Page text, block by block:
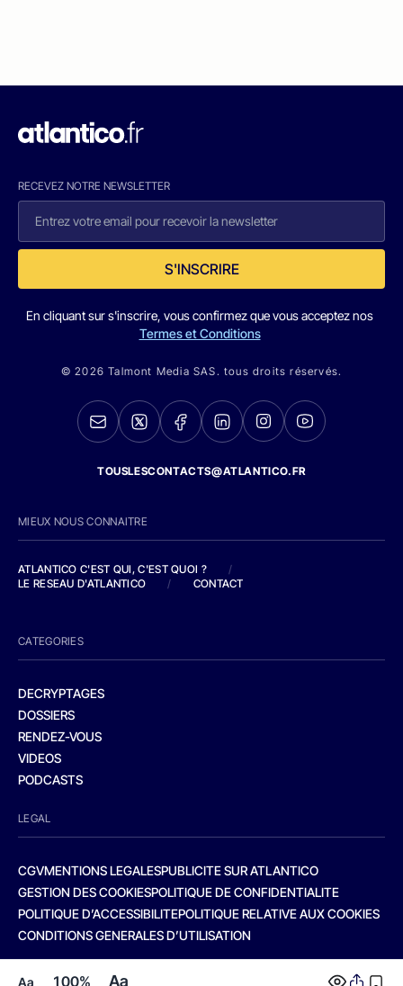
Aa 100% Aa
RECEVEZ NOTRE NEWSLETTER
S'INSCRIRE
En cliquant sur s'inscrire, vous confirmez que vous acceptez nos
Termes et Conditions
© 2026 Talmont Media SAS. tous droits réservés.
TOUSLESCONTACTS@ATLANTICO.FR
MIEUX NOUS CONNAITRE
ATLANTICO C'EST QUI, C'EST QUOI ?
/
LE RESEAU D'ATLANTICO
/ CONTACT
CATEGORIES
DECRYPTAGES
DOSSIERS
RENDEZ-VOUS
VIDEOS
PODCASTS
LEGAL
CGVMENTIONS LEGALESPUBLICITE SUR ATLANTICO
GESTION DES COOKIESPOLITIQUE DE CONFIDENTIALITE
POLITIQUE D’ACCESSIBILITEPOLITIQUE RELATIVE AUX COOKIES
CONDITIONS GENERALES D’UTILISATION